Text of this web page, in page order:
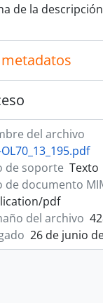
de la
del archivo
de soporte Texto
de documento
pdf
del archivo
26 de junio